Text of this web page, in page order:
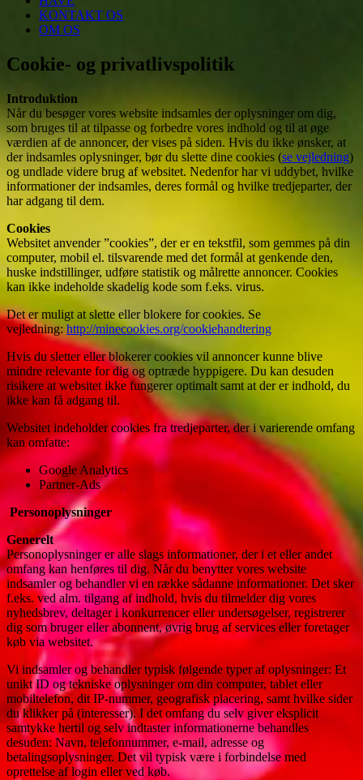
KONTAKT OS
OM OS
Cookie- og privatlivspolitik
Introduktion
Når du besøger vores website indsamles der oplysninger om dig,
som bruges til at tilpasse og forbedre vores indhold og til at øge
værdien af de annoncer, der vises på siden. Hvis du ikke ønsker, at
der indsamles oplysninger, bør du slette dine cookies (se vejledning)
og undlade videre brug af websitet. Nedenfor har vi uddybet, hvilke
informationer der indsamles, deres formål og hvilke tredjeparter, der
har adgang til dem.
Cookies
Websitet anvender ”cookies”, der er en tekstfil, som gemmes på din
computer, mobil el. tilsvarende med det formål at genkende den,
huske indstillinger, udføre statistik og målrette annoncer. Cookies
kan ikke indeholde skadelig kode som f.eks. virus.
Det er muligt at slette eller blokere for cookies. Se
vejledning:http://minecookies.org/cookiehandtering
Hvis du sletter eller blokerer cookies vil annoncer kunne blive
mindre relevante for dig og optræde hyppigere. Du kan desuden
risikere at websitet ikke fungerer optimalt samt at der er indhold, du
ikke kan få adgang til.
Websitet indeholder cookies fra tredjeparter, der i varierende omfang
kan omfatte:
Google Analytics
Partner-Ads
Personoplysninger
Generelt
Personoplysninger er alle slags informationer, der i et eller andet
omfang kan henføres til dig. Når du benytter vores website
indsamler og behandler vi en række sådanne informationer. Det sker
f.eks. ved alm. tilgang af indhold, hvis du tilmelder dig vores
nyhedsbrev, deltager i konkurrencer eller undersøgelser, registrerer
dig som bruger eller abonnent, øvrig brug af services eller foretager
køb via websitet.
Vi indsamler og behandler typisk følgende typer af oplysninger: Et
unikt ID og tekniske oplysninger om din computer, tablet eller
mobiltelefon, dit IP-nummer, geografisk placering, samt hvilke sider
du klikker på (interesser). I det omfang du selv giver eksplicit
samtykke hertil og selv indtaster informationerne behandles
desuden: Navn, telefonnummer, e-mail, adresse og
betalingsoplysninger. Det vil typisk være i forbindelse med
oprettelse af login eller ved køb.